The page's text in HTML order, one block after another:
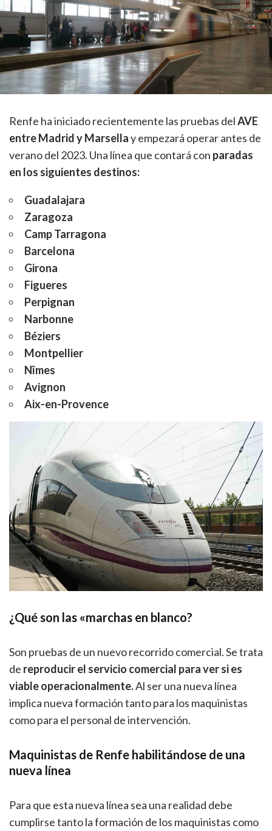
Renfe ha iniciado recientemente las pruebas delAVE
entre Madrid y Marsellay empezará operar antes de
verano del 2023. Una línea que contará con paradas
en los siguientes destinos:
Guadalajara
Zaragoza
Camp Tarragona
Barcelona
Girona
Figueres
Perpignan
Narbonne
Béziers
Montpellier
Nîmes
Avignon
Aix-en-Provence
¿Qué son las «marchas en blanco?
Son pruebas de un nuevo recorrido comercial. Se trata
de reproducir el servicio comercial para ver si es
viable operacionalmente.Al ser una nueva línea
implica nueva formación tanto para los maquinistas
como para el personal de intervención.
Maquinistas de Renfe habilitándose de una
nueva línea
Para que esta nueva línea sea una realidad debe
cumplirse tanto la formación de los maquinistas como